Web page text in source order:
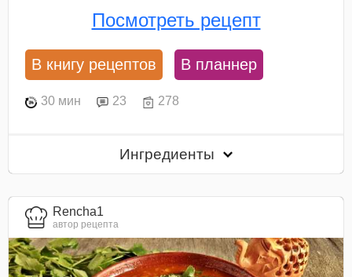
Посмотреть рецепт
В книгу рецептов В планнер
30 мин 23 278
Ингредиенты
Rencha1
автор рецепта